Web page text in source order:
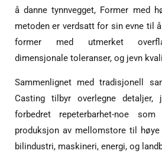
å danne tynnvegget, Former med
metoden er verdsatt for sin evne til
former med utmerket
dimensjonale toleranser, og jevn
Sammenlignet med tradisjonell
Casting tilbyr overlegne detaljer,
forbedret repeterbarhet-noe
produksjon av mellomstore til
bilindustri, maskineri, energi, og